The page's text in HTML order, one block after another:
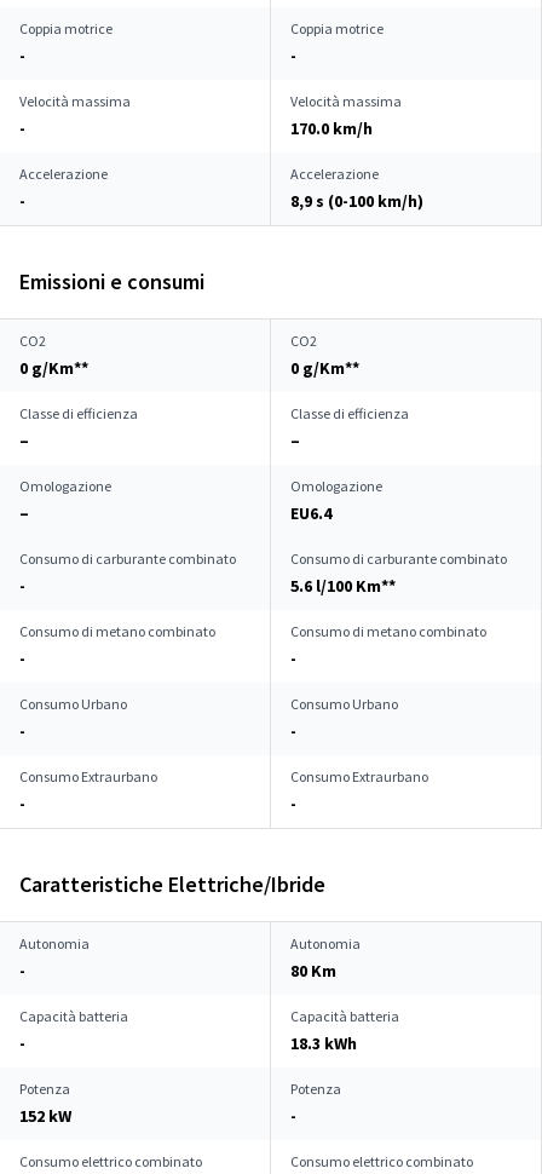
Coppia motrice
-
Coppia motrice
-
Velocità massima
-
Velocità massima
170.0 km/h
Accelerazione
-
Accelerazione
8,9 s (0-100 km/h)
Emissioni e consumi
CO2
0 g/Km**
CO2
0 g/Km**
Classe di efficienza
–
Classe di efficienza
–
Omologazione
–
Omologazione
EU6.4
Consumo di carburante combinato
-
Consumo di carburante combinato
5.6 l/100 Km**
Consumo di metano combinato
-
Consumo di metano combinato
-
Consumo Urbano
-
Consumo Urbano
-
Consumo Extraurbano
-
Consumo Extraurbano
-
Caratteristiche Elettriche/Ibride
Autonomia
-
Autonomia
80 Km
Capacità batteria
-
Capacità batteria
18.3 kWh
Potenza
152 kW
Potenza
-
Consumo elettrico combinato Consumo elettrico combinato